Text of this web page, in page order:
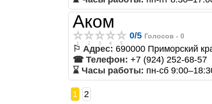
Аком
0/5 Голосов - 0
⚐ Адрес: 690000 Приморский
☎ Телефон: +7 (924) 252-68-57
⌛ Часы работы: пн-сб
1 2